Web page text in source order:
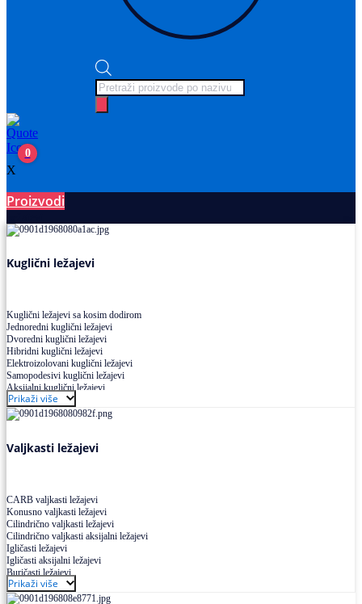
Products
search
0
X
Proizvodi
Kuglični ležajevi
Kuglični ležajevi sa kosim dodirom
Jednoredni kuglični ležajevi
Dvoredni kuglični ležajevi
Hibridni kuglični ležajevi
Elektroizolovani kuglični ležajevi
Samopodesivi kuglični ležajevi
Aksijalni kuglični ležajevi
Kuglični ležajevi od nerđajućeg čelika
Prikaži više
Valjkasti ležajevi
CARB valjkasti ležajevi
Konusno valjkasti ležajevi
Cilindrično valjkasti ležajevi
Cilindrično valjkasti aksijalni ležajevi
Igličasti ležajevi
Igličasti aksijalni ležajevi
Buričasti ležajevi
Buričasti zaptiveni ležajevi
Buričasti aksijalni ležajevi
Prikaži više